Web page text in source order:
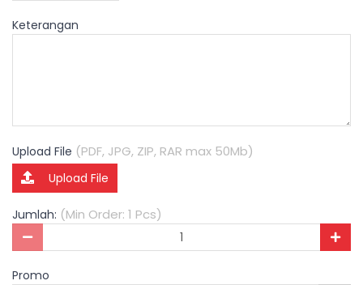
Keterangan
Upload File (PDF, JPG, ZIP, RAR max 50Mb)
Upload File
Jumlah: (Min Order: 1 Pcs)
Promo